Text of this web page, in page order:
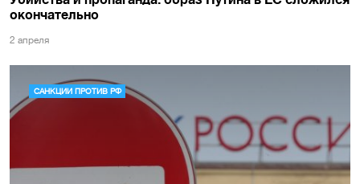
окончательно
2 апреля
САНКЦИИ ПРОТИВ РФ